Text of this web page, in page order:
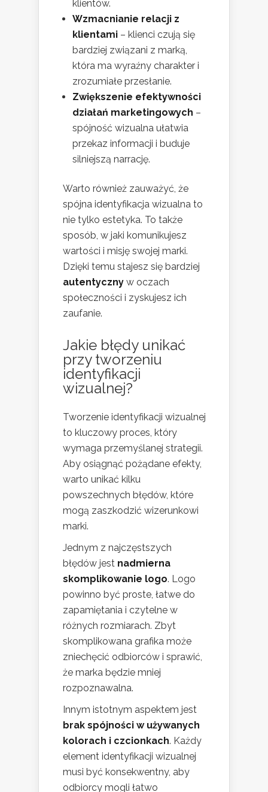
klientów.
Wzmacnianie relacji z
klientami – klienci czują się
bardziej związani z marką,
która ma wyraźny charakter i
zrozumiałe przesłanie.
Zwiększenie efektywności
działań marketingowych –
spójność wizualna ułatwia
przekaz informacji i buduje
silniejszą narrację.
Warto również zauważyć, że
spójna identyfikacja wizualna to
nie tylko estetyka. To także
sposób, w jaki komunikujesz
wartości i misję swojej marki.
Dzięki temu stajesz się bardziej
autentyczny w oczach
społeczności i zyskujesz ich
zaufanie.
Jakie błędy unikać
przy tworzeniu
identyfikacji
wizualnej?
Tworzenie identyfikacji wizualnej
to kluczowy proces, który
wymaga przemyślanej strategii.
Aby osiągnąć pożądane efekty,
warto unikać kilku
powszechnych błędów, które
mogą zaszkodzić wizerunkowi
marki.
Jednym z najczęstszych
błędów jest nadmierna
skomplikowanie logo. Logo
powinno być proste, łatwe do
zapamiętania i czytelne w
różnych rozmiarach. Zbyt
skomplikowana grafika może
zniechęcić odbiorców i sprawić,
że marka będzie mniej
rozpoznawalna.
Innym istotnym aspektem jest
brak spójności w używanych
kolorach i czcionkach. Każdy
element identyfikacji wizualnej
musi być konsekwentny, aby
odbiorcy mogli łatwo